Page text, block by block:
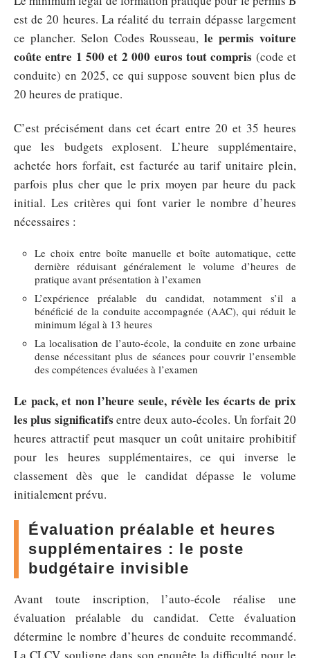
est de 20 heures. La réalité du terrain dépasse largement
ce plancher. Selon Codes Rousseau,le permis voiture
coûte entre 1 500 et 2 000 euros tout compris (code et
conduite) en 2025, ce qui suppose souvent bien plus de
20 heures de pratique.
C’est précisément dans cet écart entre 20 et 35 heures
que les budgets explosent. L’heure supplémentaire,
achetée hors forfait, est facturée au tarif unitaire plein,
parfois plus cher que le prix moyen par heure du pack
initial. Les critères qui font varier le nombre d’heures
nécessaires :
Le choix entre boîte manuelle et boîte automatique, cette
dernière réduisant généralement le volume d’heures de
pratique avant présentation à l’examen
L’expérience préalable du candidat, notamment s’il a
bénéficié de la conduite accompagnée (AAC), qui réduit le
minimum légal à 13 heures
La localisation de l’auto-école, la conduite en zone urbaine
dense nécessitant plus de séances pour couvrir l’ensemble
des compétences évaluées à l’examen
Le pack, et non l’heure seule, révèle les écarts de prix
les plus significatifs entre deux auto-écoles. Un forfait 20
heures attractif peut masquer un coût unitaire prohibitif
pour les heures supplémentaires, ce qui inverse le
classement dès que le candidat dépasse le volume
initialement prévu.
Évaluation préalable et heures
supplémentaires : le poste
budgétaire invisible
Avant toute inscription, l’auto-école réalise une
évaluation préalable du candidat. Cette évaluation
détermine le nombre d’heures de conduite recommandé.